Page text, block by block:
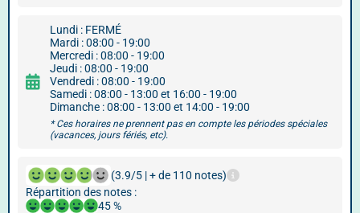
Lundi : FERMÉ
Mardi : 08:00 - 19:00
Mercredi : 08:00 - 19:00
Jeudi : 08:00 - 19:00
Vendredi : 08:00 - 19:00
Samedi : 08:00 - 13:00 et 16:00 - 19:00
Dimanche : 08:00 - 13:00 et 14:00 - 19:00
* Ces horaires ne prennent pas en compte les périodes spéciales
(vacances, jours fériés, etc).
(3.9/5 | + de 110 notes)
Répartition des notes :
45 %